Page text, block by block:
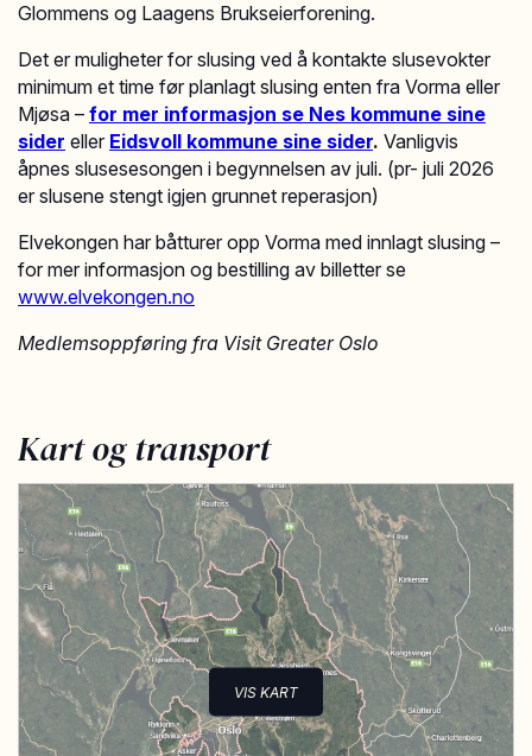
Glommens og Laagens Brukseierforening.
Det er muligheter for slusing ved å kontakte slusevokter
minimum et time før planlagt slusing enten fra Vorma eller
Mjøsa – for mer informasjon se Nes kommune sine
sider eller Eidsvoll kommune sine sider. Vanligvis
åpnes slusesesongen i begynnelsen av juli. (pr- juli 2026
er slusene stengt igjen grunnet reperasjon)
Elvekongen har båtturer opp Vorma med innlagt slusing –
for mer informasjon og bestilling av billetter se
www.elvekongen.no
Medlemsoppføring fra Visit Greater Oslo
Kart og transport
VIS KART